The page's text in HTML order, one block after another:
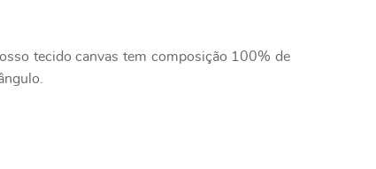
tecido canvas tem composição 100% de